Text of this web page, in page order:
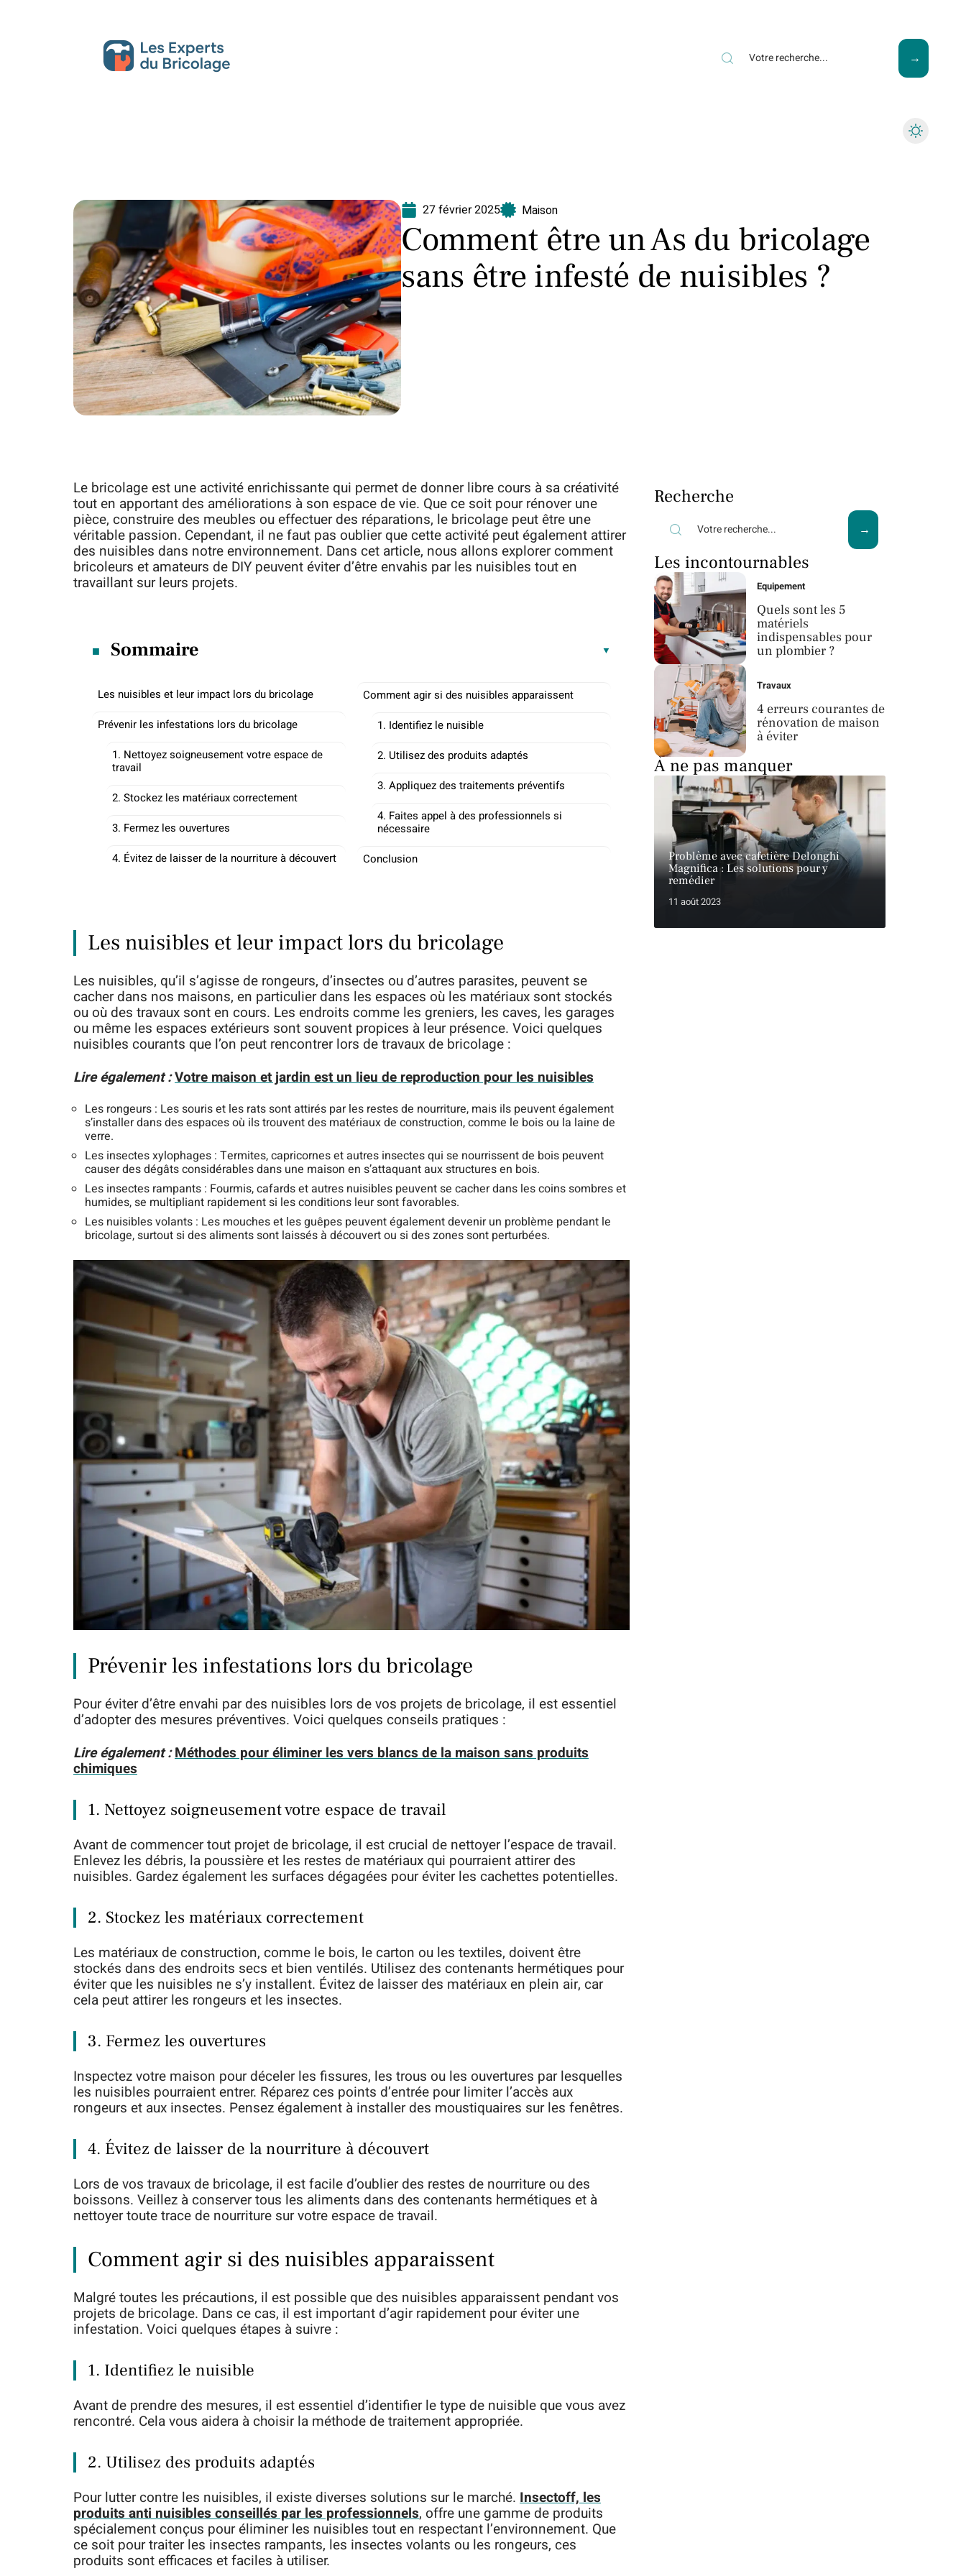
27 février 2025 Maison
Comment être un As du bricolage
sans être infesté de nuisibles ?
Le bricolage est une activité enrichissante qui permet de donner libre cours à sa créativité
tout en apportant des améliorations à son espace de vie. Que ce soit pour rénover une
pièce, construire des meubles ou effectuer des réparations, le bricolage peut être une
véritable passion. Cependant, il ne faut pas oublier que cette activité peut également attirer
des nuisibles dans notre environnement. Dans cet article, nous allons explorer comment
bricoleurs et amateurs de DIY peuvent éviter d’être envahis par les nuisibles tout en
travaillant sur leurs projets.
Sommaire
Les nuisibles et leur impact lors du bricolage
Prévenir les infestations lors du bricolage
1. Nettoyez soigneusement votre espace de
travail
2. Stockez les matériaux correctement
3. Fermez les ouvertures
4. Évitez de laisser de la nourriture à découvert
Comment agir si des nuisibles apparaissent
1. Identifiez le nuisible
2. Utilisez des produits adaptés
3. Appliquez des traitements préventifs
4. Faites appel à des professionnels si
nécessaire
Conclusion
Les nuisibles et leur impact lors du bricolage
Les nuisibles, qu’il s’agisse de rongeurs, d’insectes ou d’autres parasites, peuvent se
cacher dans nos maisons, en particulier dans les espaces où les matériaux sont stockés
ou où des travaux sont en cours. Les endroits comme les greniers, les caves, les garages
ou même les espaces extérieurs sont souvent propices à leur présence. Voici quelques
nuisibles courants que l’on peut rencontrer lors de travaux de bricolage :
Lire également :Votre maison et jardin est un lieu de reproduction pour les nuisibles
Les rongeurs : Les souris et les rats sont attirés par les restes de nourriture, mais ils peuvent également
s’installer dans des espaces où ils trouvent des matériaux de construction, comme le bois ou la laine de
verre.
Les insectes xylophages : Termites, capricornes et autres insectes qui se nourrissent de bois peuvent
causer des dégâts considérables dans une maison en s’attaquant aux structures en bois.
Les insectes rampants : Fourmis, cafards et autres nuisibles peuvent se cacher dans les coins sombres et
humides, se multipliant rapidement si les conditions leur sont favorables.
Les nuisibles volants : Les mouches et les guêpes peuvent également devenir un problème pendant le
bricolage, surtout si des aliments sont laissés à découvert ou si des zones sont perturbées.
Prévenir les infestations lors du bricolage
Pour éviter d’être envahi par des nuisibles lors de vos projets de bricolage, il est essentiel
d’adopter des mesures préventives. Voici quelques conseils pratiques :
Lire également :Méthodes pour éliminer les vers blancs de la maison sans produits
chimiques
1. Nettoyez soigneusement votre espace de travail
Avant de commencer tout projet de bricolage, il est crucial de nettoyer l’espace de travail.
Enlevez les débris, la poussière et les restes de matériaux qui pourraient attirer des
nuisibles. Gardez également les surfaces dégagées pour éviter les cachettes potentielles.
2. Stockez les matériaux correctement
Les matériaux de construction, comme le bois, le carton ou les textiles, doivent être
stockés dans des endroits secs et bien ventilés. Utilisez des contenants hermétiques pour
éviter que les nuisibles ne s’y installent. Évitez de laisser des matériaux en plein air, car
cela peut attirer les rongeurs et les insectes.
3. Fermez les ouvertures
Inspectez votre maison pour déceler les fissures, les trous ou les ouvertures par lesquelles
les nuisibles pourraient entrer. Réparez ces points d’entrée pour limiter l’accès aux
rongeurs et aux insectes. Pensez également à installer des moustiquaires sur les fenêtres.
4. Évitez de laisser de la nourriture à découvert
Lors de vos travaux de bricolage, il est facile d’oublier des restes de nourriture ou des
boissons. Veillez à conserver tous les aliments dans des contenants hermétiques et à
nettoyer toute trace de nourriture sur votre espace de travail.
Comment agir si des nuisibles apparaissent
Malgré toutes les précautions, il est possible que des nuisibles apparaissent pendant vos
projets de bricolage. Dans ce cas, il est important d’agir rapidement pour éviter une
infestation. Voici quelques étapes à suivre :
1. Identifiez le nuisible
Avant de prendre des mesures, il est essentiel d’identifier le type de nuisible que vous avez
rencontré. Cela vous aidera à choisir la méthode de traitement appropriée.
2. Utilisez des produits adaptés
Pour lutter contre les nuisibles, il existe diverses solutions sur le marché. Insectoff, les
produits anti nuisibles conseillés par les professionnels, offre une gamme de produits
spécialement conçus pour éliminer les nuisibles tout en respectant l’environnement. Que
ce soit pour traiter les insectes rampants, les insectes volants ou les rongeurs, ces
produits sont efficaces et faciles à utiliser.
Recherche
Les incontournables
Equipement
Quels sont les 5
matériels
indispensables pour
un plombier ?
Travaux
4 erreurs courantes de
rénovation de maison
à éviter
À ne pas manquer
Problème avec cafetière Delonghi
Magnifica : Les solutions pour y
remédier
11 août 2023